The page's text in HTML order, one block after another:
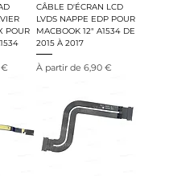
POUR
€
CÂBLE D'ÉCRAN LCD
LVDS NAPPE EDP POUR
MACBOOK 12" A1534 DE
2015 À 2017
À partir de 6,90 €
Prix promotionnel